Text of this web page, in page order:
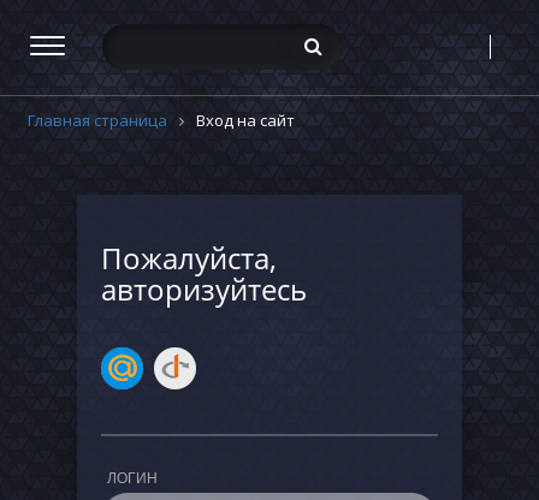
Главная страница Вход на сайт
Пожалуйста,
авторизуйтесь
ЛОГИН